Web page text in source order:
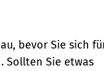
bevor Sie sich
Sollten Sie etwas